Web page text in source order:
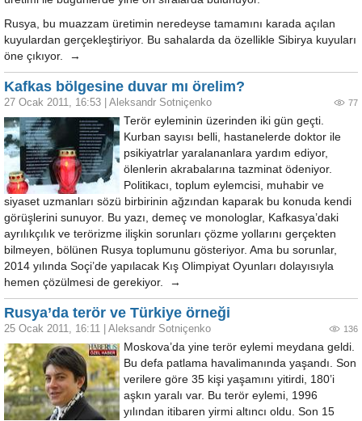
Rusya, bu muazzam üretimin neredeyse tamamını karada açılan
kuyulardan gerçekleştiriyor. Bu sahalarda da özellikle Sibirya kuyuları
öne çıkıyor. →
Kafkas bölgesine duvar mı örelim?
27 Ocak 2011, 16:53 Aleksandr Sotniçenko 77
Terör eyleminin üzerinden iki gün geçti.
Kurban sayısı belli, hastanelerde doktor ile
psikiyatrlar yaralananlara yardım ediyor,
ölenlerin akrabalarına tazminat ödeniyor.
Politikacı, toplum eylemcisi, muhabir ve
siyaset uzmanları sözü birbirinin ağzından kaparak bu konuda kendi
görüşlerini sunuyor. Bu yazı, demeç ve monologlar, Kafkasya’daki
ayrılıkçılık ve terörizme ilişkin sorunları çözme yollarını gerçekten
bilmeyen, bölünen Rusya toplumunu gösteriyor. Ama bu sorunlar,
2014 yılında Soçi’de yapılacak Kış Olimpiyat Oyunları dolayısıyla
hemen çözülmesi de gerekiyor. →
Rusya’da terör ve Türkiye örneği
25 Ocak 2011, 16:11 Aleksandr Sotniçenko 136
Moskova’da yine terör eylemi meydana geldi.
Bu defa patlama havalimanında yaşandı. Son
verilere göre 35 kişi yaşamını yitirdi, 180’i
aşkın yaralı var. Bu terör eylemi, 1996
yılından itibaren yirmi altıncı oldu. Son 15